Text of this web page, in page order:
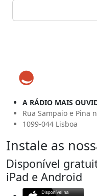
A RÁDIO MAIS
Rua Sampaio e Pina
1099-044 Lisboa
Instale as
Disponível
iPad e Android